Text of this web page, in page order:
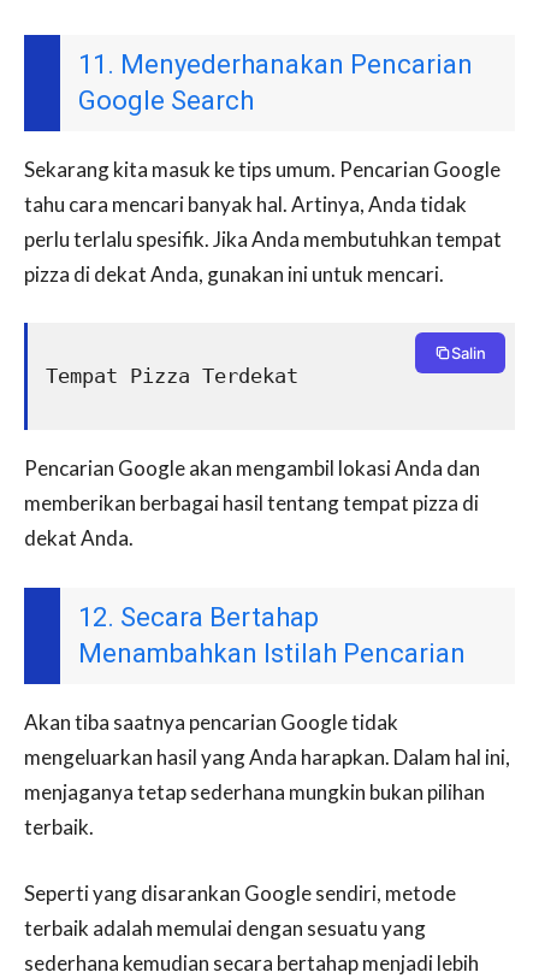
11. Menyederhanakan Pencarian
Google Search
Sekarang kita masuk ke tips umum. Pencarian Google
tahu cara mencari banyak hal. Artinya, Anda tidak
perlu terlalu spesifik. Jika Anda membutuhkan tempat
pizza di dekat Anda, gunakan ini untuk mencari.
Tempat Pizza Terdekat
Salin
Pencarian Google akan mengambil lokasi Anda dan
memberikan berbagai hasil tentang tempat pizza di
dekat Anda.
12. Secara Bertahap
Menambahkan Istilah Pencarian
Akan tiba saatnya pencarian Google tidak
mengeluarkan hasil yang Anda harapkan. Dalam hal ini,
menjaganya tetap sederhana mungkin bukan pilihan
terbaik.
Seperti yang disarankan Google sendiri, metode
terbaik adalah memulai dengan sesuatu yang
sederhana kemudian secara bertahap menjadi lebih